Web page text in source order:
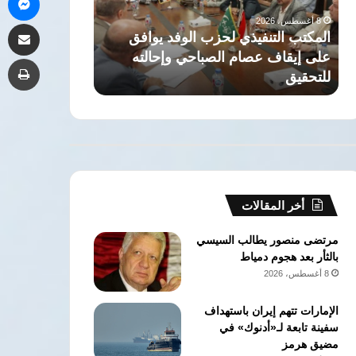
على
إيقاف
عصام
الصباحي
وإحالته
للتحقيق
8 أغسطس، 2026
المكتب التنفيذي لحزب الوفد يوافق
على إيقاف عصام الصباحي وإحالته
للتحقيق
صلاح
لتركيا
نقطة
الرياضة
عمار علي حسن
صلاح لتركيا
إلى الاقتصاد
أخر المقالات
مرتضى منصور يطالب السيسي
بالثأر بعد هجوم دمياط
8 أغسطس، 2026
الإمارات تتهم إيران باستهداف
سفينة تابعة لـ«أدنوك» في
مضيق هرمز